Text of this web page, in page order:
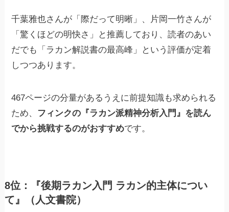
千葉雅也さんが「際だって明晰」、片岡一竹さんが
「驚くほどの明快さ」と推薦しており、読者のあい
だでも「ラカン解説書の最高峰」という評価が定着
しつつあります。
467ページの分量があるうえに前提知識も求められる
ため、 フィンクの『ラカン派精神分析入門』を読ん
でから挑戦するのがおすすめです。
8位：『後期ラカン入門 ラカン的主体につい
て』（人文書院）